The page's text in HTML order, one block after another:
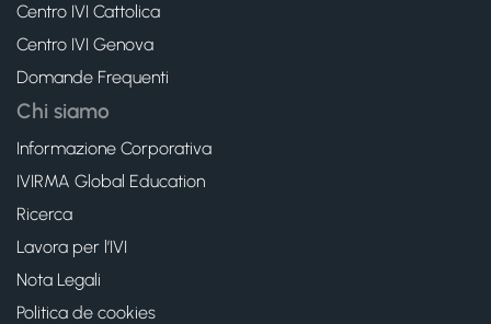
Centro IVI Cattolica
Centro IVI Genova
Domande Frequenti
Chi siamo
Informazione Corporativa
IVIRMA Global Education
Ricerca
Lavora per l’IVI
Nota Legali
Politica de cookies